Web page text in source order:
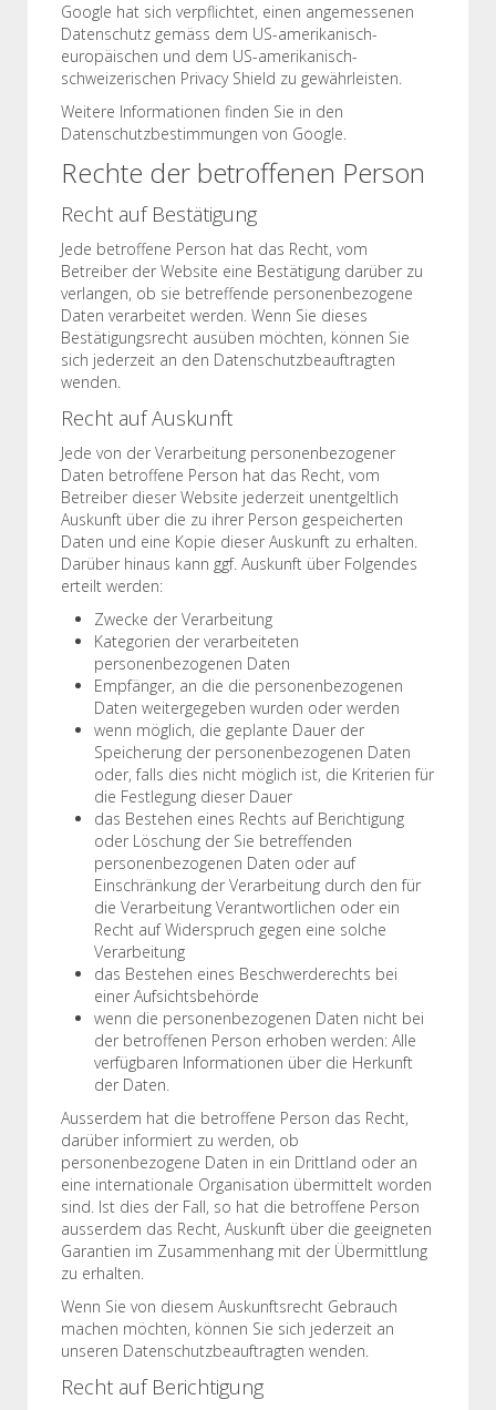
Google hat sich verpflichtet, einen angemessenen
Datenschutz gemäss dem US-amerikanisch-
europäischen und dem US-amerikanisch-
schweizerischen Privacy Shield zu gewährleisten.
Weitere Informationen finden Sie in den
Datenschutzbestimmungen von Google.
Rechte der betroffenen Person
Recht auf Bestätigung
Jede betroffene Person hat das Recht, vom
Betreiber der Website eine Bestätigung darüber zu
verlangen, ob sie betreffende personenbezogene
Daten verarbeitet werden. Wenn Sie dieses
Bestätigungsrecht ausüben möchten, können Sie
sich jederzeit an den Datenschutzbeauftragten
wenden.
Recht auf Auskunft
Jede von der Verarbeitung personenbezogener
Daten betroffene Person hat das Recht, vom
Betreiber dieser Website jederzeit unentgeltlich
Auskunft über die zu ihrer Person gespeicherten
Daten und eine Kopie dieser Auskunft zu erhalten.
Darüber hinaus kann ggf. Auskunft über Folgendes
erteilt werden:
Zwecke der Verarbeitung
Kategorien der verarbeiteten
personenbezogenen Daten
Empfänger, an die die personenbezogenen
Daten weitergegeben wurden oder werden
wenn möglich, die geplante Dauer der
Speicherung der personenbezogenen Daten
oder, falls dies nicht möglich ist, die Kriterien für
die Festlegung dieser Dauer
das Bestehen eines Rechts auf Berichtigung
oder Löschung der Sie betreffenden
personenbezogenen Daten oder auf
Einschränkung der Verarbeitung durch den für
die Verarbeitung Verantwortlichen oder ein
Recht auf Widerspruch gegen eine solche
Verarbeitung
das Bestehen eines Beschwerderechts bei
einer Aufsichtsbehörde
wenn die personenbezogenen Daten nicht bei
der betroffenen Person erhoben werden: Alle
verfügbaren Informationen über die Herkunft
der Daten.
Ausserdem hat die betroffene Person das Recht,
darüber informiert zu werden, ob
personenbezogene Daten in ein Drittland oder an
eine internationale Organisation übermittelt worden
sind. Ist dies der Fall, so hat die betroffene Person
ausserdem das Recht, Auskunft über die geeigneten
Garantien im Zusammenhang mit der Übermittlung
zu erhalten.
Wenn Sie von diesem Auskunftsrecht Gebrauch
machen möchten, können Sie sich jederzeit an
unseren Datenschutzbeauftragten wenden.
Recht auf Berichtigung